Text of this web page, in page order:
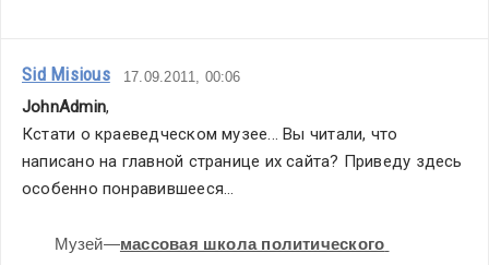
Sid Misious 17.09.2011, 00:06
JohnAdmin,
Кстати о краеведческом музее... Вы читали, что
написано на главной странице их сайта? Приведу здесь
особенно понравившееся...
Музей—массовая школа политического